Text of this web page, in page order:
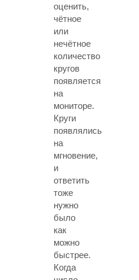
оценить,
чётное
или
нечётное
количество
кругов
появляется
на
мониторе.
Круги
появлялись
на
мгновение,
и
ответить
тоже
нужно
было
как
можно
быстрее.
Когда